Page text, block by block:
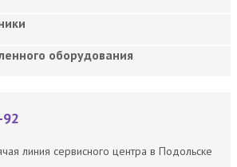
оборудования
линия сервисного центра в Подольске